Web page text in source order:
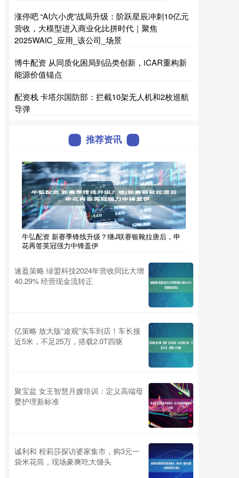
涨停吧 “AI六小虎”战局升级：阶跃星辰冲刺10亿元
营收，大模型进入商业化比拼时代｜聚焦
2025WAIC_应用_该公司_场景
博牛配资 从同质化困局到品类创新，iCAR重构新
能源价值锚点
配资栈 卡塔尔国防部：拦截10架无人机和2枚巡航
导弹
推荐资讯
牛弘配资 新赛季锋线升级？继J联赛银靴拉唐后，申
花再签英冠强力中锋盖伊
速盈策略 绿盟科技2024年营收同比大增
40.29% 经营现金流转正
亿策略 放大版“途观”实车到店！车长接
近5米，不足25万，搭载2.0T四驱
聚宝盆 女王智慧月嫂培训：定义高端母
婴护理新标准
诚利和 程莉莎探访婆家集市，购3元一
袋米花筒，现场豪爽吃大馒头